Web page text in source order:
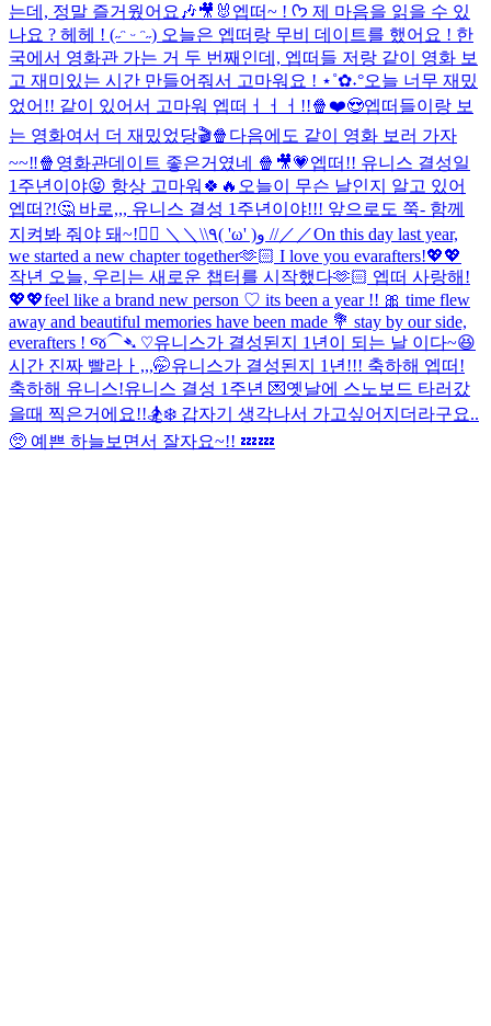
는데, 정말 즐거웠어요🎶🎥🐰 엡떠~ ! ᡣ𐭩 제 마음을 읽을 수 있
나요 ? 헤헤 ! (˶ᵔ ᵕ ᵔ˶) 오늘은 엡떠랑 무비 데이트를 했어요 ! 한
국에서 영화관 가는 거 두 번째인데, 엡떠들 저랑 같이 영화 보
고 재미있는 시간 만들어줘서 고마워요 ! ⋆˚✿˖°오늘 너무 재밌
었어!! 같이 있어서 고마워 엡떠ㅓㅓㅓ!!🍿❤️😍엡떠들이랑 보
는 영화여서 더 재밌었당🎬🍿 다음에도 같이 영화 보러 가자
~~‼️🍿 영화관데이트 좋은거였네 🍿🎥💗엡떠!! 유니스 결성일
1주년이야😝 항상 고마워🍀🔥 오늘이 무슨 날인지 알고 있어
엡떠?!🤔 바로,,, 유니스 결성 1주년이야!!! 앞으로도 쭉- 함께
지켜봐 줘야 돼~!❤️‍🔥 ＼＼\\٩( 'ω' )و //／／On this day last year,
we started a new chapter together🫶🏻 I love you evarafters!💖💖
작년 오늘, 우리는 새로운 챕터를 시작했다🫶🏻 엡떠 사랑해!
💖💖feel like a brand new person ♡ its been a year !! 🎀 time flew
away and beautiful memories have been made 💐 stay by our side,
everafters ! જ⁀➴ ♡유니스가 결성된지 1년이 되는 날 이다~😆
시간 진짜 빨라ㅏ,,,🤭유니스가 결성된지 1년!!! 축하해 엡떠!
축하해 유니스!유니스 결성 1주년 💌옛날에 스노보드 타러갔
을때 찍은거에요!!🏂❄️ 갑자기 생각나서 가고싶어지더라구요..
🥺 예쁜 하늘보면서 잘자요~!! 💤💤